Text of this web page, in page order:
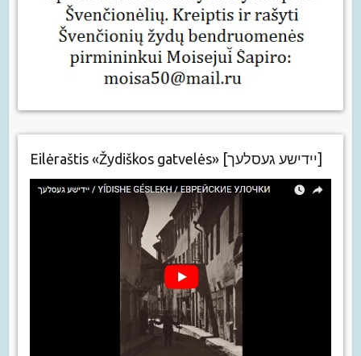
Eilėraštis «Žydiškos gatvelės» [יידישע געסלעך]